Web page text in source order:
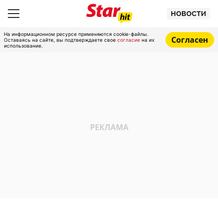
НОВОСТИ
На информационном ресурсе применяются cookie-файлы.
Оставаясь на сайте, вы подтверждаете свое согласие на их
использование.
Согласен